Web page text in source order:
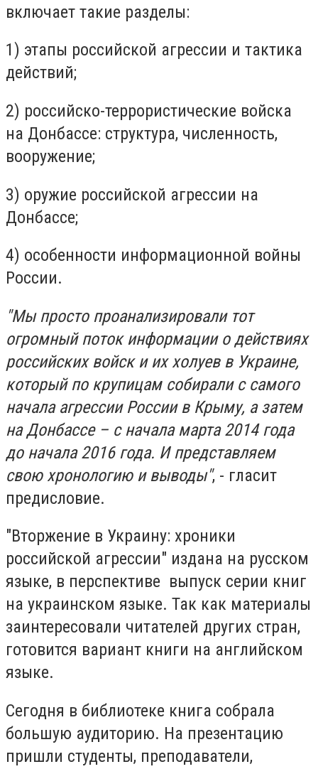
включает такие разделы:
1) этапы российской агрессии и тактика
действий;
2) российско-террористические войска
на Донбассе: структура, численность,
вооружение;
3) оружие российской агрессии на
Донбассе;
4) особенности информационной войны
России.
"Мы просто проанализировали тот
огромный поток информации о действиях
российских войск и их холуев в Украине,
который по крупицам собирали с самого
начала агрессии России в Крыму, а затем
на Донбассе – с начала марта 2014 года
до начала 2016 года. И представляем
свою хронологию и выводы", - гласит
предисловие.
"Вторжение в Украину: хроники
российской агрессии" издана на русском
языке, в перспективе выпуск серии книг
на украинском языке. Так как материалы
заинтересовали читателей других стран,
готовится вариант книги на английском
языке.
Сегодня в библиотеке книга собрала
большую аудиторию. На презентацию
пришли студенты, преподаватели,